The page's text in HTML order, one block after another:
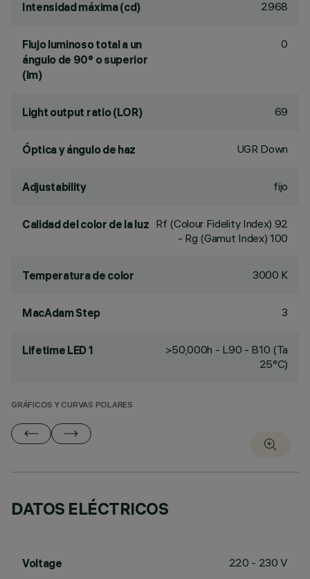
Intensidad máxima (cd) 2968
Flujo luminoso total a un
ángulo de 90° o superior
(lm)
0
Light output ratio (LOR) 69
Óptica y ángulo de haz UGR Down
Adjustability fijo
Calidad del color de la luz Rf (Colour Fidelity Index) 92
- Rg (Gamut Index) 100
Temperatura de color 3000 K
MacAdam Step 3
Lifetime LED 1
>50,000h - L90 - B10 (Ta
25°C)
GRÁFICOS Y CURVAS POLARES
DATOS ELÉCTRICOS
Voltage 220 - 230 V